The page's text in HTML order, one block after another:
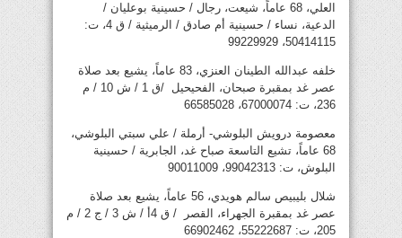
العلي، 68 عاماً، شيعت، رجال / حسينية بوعليان /
الدعية، نساء / حسينية أم صادق / الرميثية / ق 4، ت:
50414115، 99229929
خلفه عبدالله الطينان العنزي، 83 عاماً، يشيع بعد صلاة
عصر غد بمقبرة صبحان، الفحيحيل /ق 1 / ش 10 / م
236، ت: 67000074، 66585028
معصومة درويش البلوشي- أرملة / علي سبتي البلوشي،
68 عاماً، تشيع التاسعة صباح غد، الجابرية / حسينية
البلوش، ت: 99042313، 90011009
شلال بليبيص سالم هويدي، 56 عاماً، يشيع بعد صلاة
عصر غد بمقبرة الجهراء، القصر / ق 4أ / ش 3 / ج 2 / م
205، ت: 55222687، 66902462